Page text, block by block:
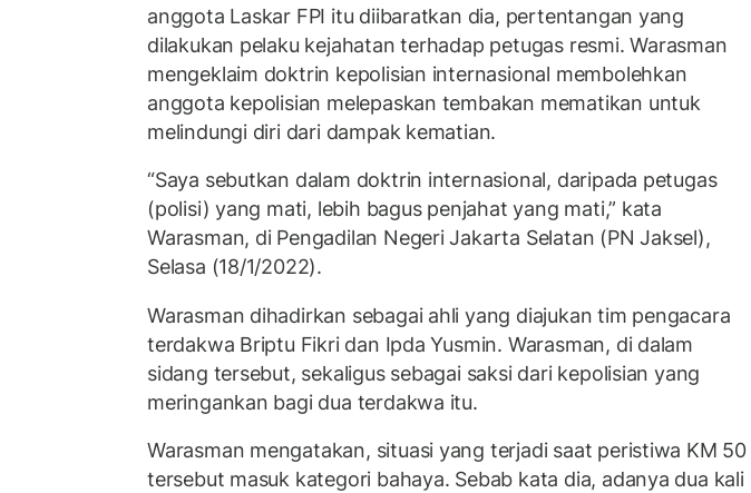
anggota Laskar FPI itu diibaratkan dia, pertentangan yang
dilakukan pelaku kejahatan terhadap petugas resmi. Warasman
mengeklaim doktrin kepolisian internasional membolehkan
anggota kepolisian melepaskan tembakan mematikan untuk
melindungi diri dari dampak kematian.
“Saya sebutkan dalam doktrin internasional, daripada petugas
(polisi) yang mati, lebih bagus penjahat yang mati,” kata
Warasman, di Pengadilan Negeri Jakarta Selatan (PN Jaksel),
Selasa (18/1/2022).
Warasman dihadirkan sebagai ahli yang diajukan tim pengacara
terdakwa Briptu Fikri dan Ipda Yusmin. Warasman, di dalam
sidang tersebut, sekaligus sebagai saksi dari kepolisian yang
meringankan bagi dua terdakwa itu.
Warasman mengatakan, situasi yang terjadi saat peristiwa KM 50
tersebut masuk kategori bahaya. Sebab kata dia, adanya dua kali